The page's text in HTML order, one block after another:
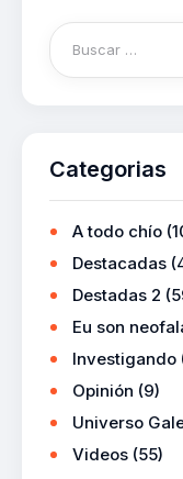
Categorias
A todo chío
Destacadas
Destadas 2
Eu son
Investigando
Opinión (9)
Universo
Videos (55)